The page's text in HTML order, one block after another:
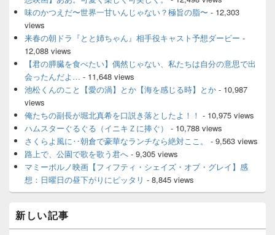
味のかつえだ〜世界一甘いんじゃない？極旨の脂〜 - 12,303
views
来春の朝ドラ『とと姉ちゃん』相手役キャスト予想ダービー -
12,088 views
【君の膵臓を食べたい】偶然じゃない、私たちは自分の意思で出
会ったんだよ… - 11,648 views
池松くんのこと【愛の渦】とか【海を感じる時】とか - 10,987
views
俺たちの副長が堀北真希を口説き落としたよ！！ - 10,975 views
ハムスターぐるぐる（イニキＺに捧ぐ）
- 10,788 views
さくらよ風に‥朝倉で豪華なランチなら絶対ここ。
- 9,563 views
路上で、公園で歌を歌う君へ - 9,305 views
マミーポルノ映画【フィフティ・シェイズ・オブ・グレイ】感
想：日曜日の昼下がりにピッタリ - 8,845 views
新しい記事